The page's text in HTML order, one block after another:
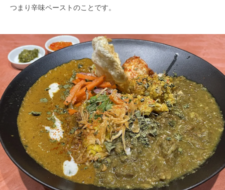
つまり辛味ペーストのことです。